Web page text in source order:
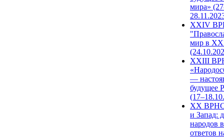
мира»
XXIV
мир в
XXIII
—
будущее
XX ВРНС
и Запад:
народов
ответов